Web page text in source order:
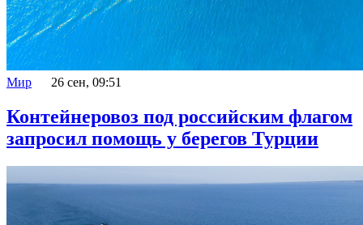
Мир 26 сен, 09:51
Контейнеровоз под российским флагом
запросил помощь у берегов Турции